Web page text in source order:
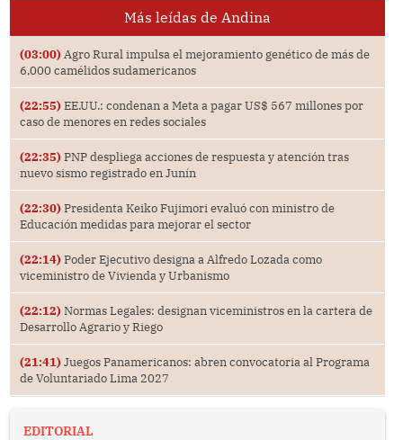
Más leídas de Andina
(03:00) Agro Rural impulsa el mejoramiento genético de más de
6,000 camélidos sudamericanos
(22:55) EE.UU.: condenan a Meta a pagar US$ 567 millones por
caso de menores en redes sociales
(22:35) PNP despliega acciones de respuesta y atención tras
nuevo sismo registrado en Junín
(22:30) Presidenta Keiko Fujimori evaluó con ministro de
Educación medidas para mejorar el sector
(22:14) Poder Ejecutivo designa a Alfredo Lozada como
viceministro de Vivienda y Urbanismo
(22:12) Normas Legales: designan viceministros en la cartera de
Desarrollo Agrario y Riego
(21:41) Juegos Panamericanos: abren convocatoria al Programa
de Voluntariado Lima 2027
EDITORIAL